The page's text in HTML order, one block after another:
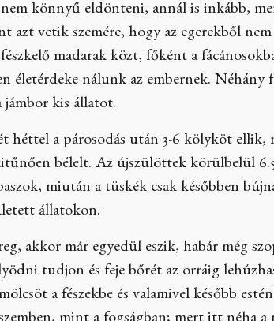
könnyű eldönteni, annál is inkább,
azt vetik szemére, hogy az egerekből
madarak közt, főként a
életérdeke nálunk az embernek. Néhány
jámbor kis állatot.
héttel a párosodás után 3-6 kölyköt ellik,
bélelt. Az újszülöttek körülbelül
miután a tüskék csak későbben
állatokon.
akkor már egyedül eszik, habár még
tudjon és feje bőrét az orráig
a fészekbe és valamivel később